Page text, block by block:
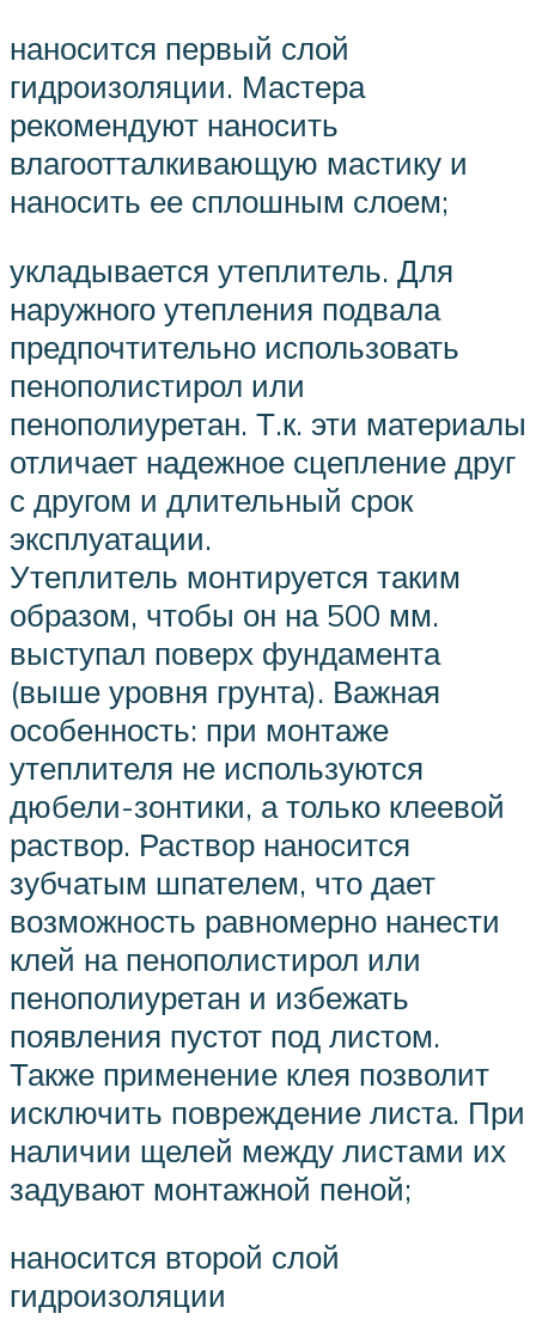
наносится первый слой
гидроизоляции. Мастера
рекомендуют наносить
влагоотталкивающую мастику и
наносить ее сплошным слоем;
укладывается утеплитель. Для
наружного утепления подвала
предпочтительно использовать
пенополистирол или
пенополиуретан. Т.к. эти материалы
отличает надежное сцепление друг
с другом и длительный срок
эксплуатации.
Утеплитель монтируется таким
образом, чтобы он на 500 мм.
выступал поверх фундамента
(выше уровня грунта). Важная
особенность: при монтаже
утеплителя не используются
дюбели-зонтики, а только клеевой
раствор. Раствор наносится
зубчатым шпателем, что дает
возможность равномерно нанести
клей на пенополистирол или
пенополиуретан и избежать
появления пустот под листом.
Также применение клея позволит
исключить повреждение листа. При
наличии щелей между листами их
задувают монтажной пеной;
наносится второй слой
гидроизоляции